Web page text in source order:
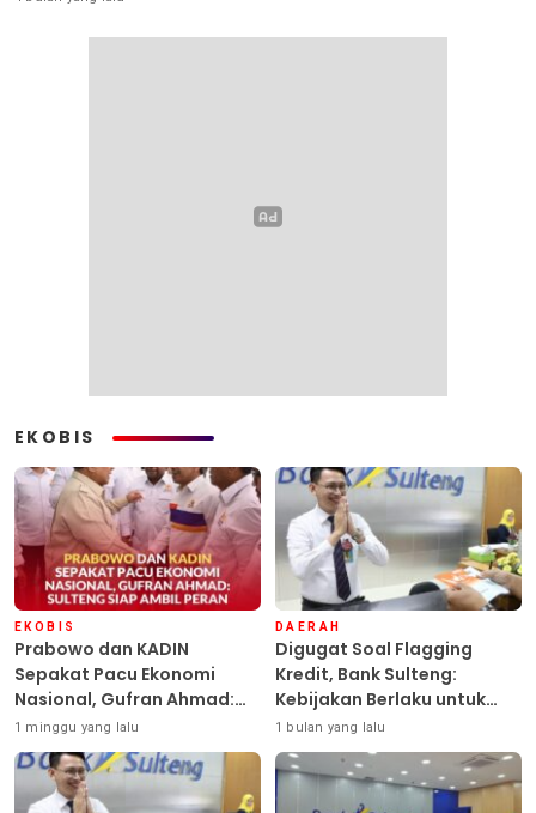
EKOBIS
EKOBIS
Prabowo dan KADIN
Sepakat Pacu Ekonomi
Nasional, Gufran Ahmad:
Sulteng Siap Ambil Peran
1 minggu yang lalu
DAERAH
Digugat Soal Flagging
Kredit, Bank Sulteng:
Kebijakan Berlaku untuk
Seluruh Debitur ASN
1 bulan yang lalu